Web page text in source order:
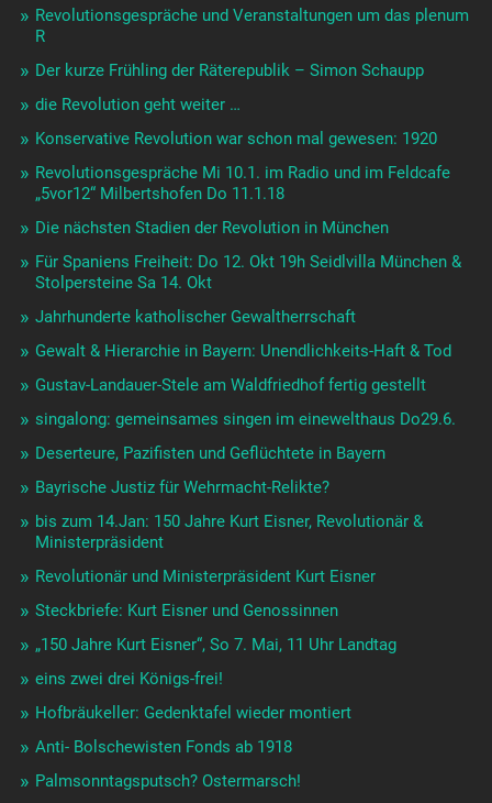
Revolutionsgespräche und Veranstaltungen um das plenum
R
Der kurze Frühling der Räterepublik – Simon Schaupp
die Revolution geht weiter …
Konservative Revolution war schon mal gewesen: 1920
Revolutionsgespräche Mi 10.1. im Radio und im Feldcafe
„5vor12“ Milbertshofen Do 11.1.18
Die nächsten Stadien der Revolution in München
Für Spaniens Freiheit: Do 12. Okt 19h Seidlvilla München &
Stolpersteine Sa 14. Okt
Jahrhunderte katholischer Gewaltherrschaft
Gewalt & Hierarchie in Bayern: Unendlichkeits-Haft & Tod
Gustav-Landauer-Stele am Waldfriedhof fertig gestellt
singalong: gemeinsames singen im einewelthaus Do29.6.
Deserteure, Pazifisten und Geflüchtete in Bayern
Bayrische Justiz für Wehrmacht-Relikte?
bis zum 14.Jan: 150 Jahre Kurt Eisner, Revolutionär &
Ministerpräsident
Revolutionär und Ministerpräsident Kurt Eisner
Steckbriefe: Kurt Eisner und Genossinnen
„150 Jahre Kurt Eisner“, So 7. Mai, 11 Uhr Landtag
eins zwei drei Königs-frei!
Hofbräukeller: Gedenktafel wieder montiert
Anti- Bolschewisten Fonds ab 1918
Palmsonntagsputsch? Ostermarsch!